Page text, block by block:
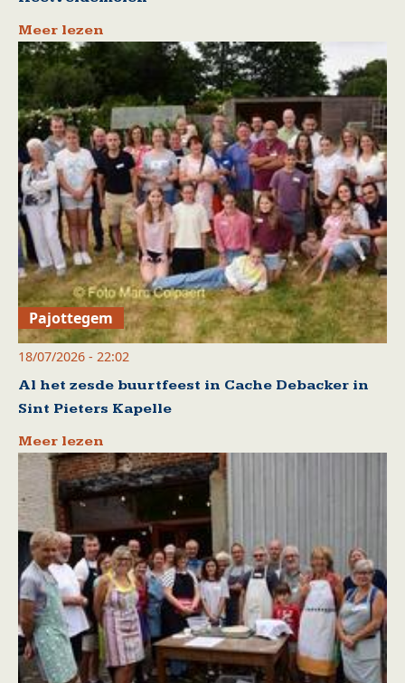
Meer lezen
Pajottegem
18/07/2026 - 22:02
Al het zesde buurtfeest in Cache Debacker in
Sint Pieters Kapelle
Meer lezen